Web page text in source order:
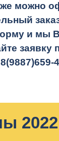
можно
и мы
заявку
8(9887)659-